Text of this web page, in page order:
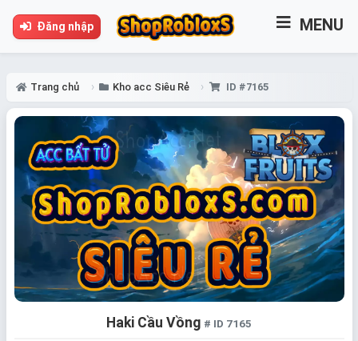
Đăng nhập MENU
Trang chủ Kho acc Siêu Rẻ ID #7165
Haki Cầu Vồng # ID 7165